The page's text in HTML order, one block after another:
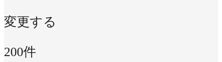
変更する
200件